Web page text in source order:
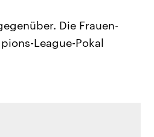
Die Frauen-
League-Pokal